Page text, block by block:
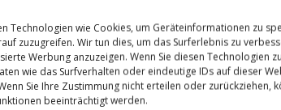
Technologien wie Cookies, um Geräteinformationen zu
zuzugreifen. Wir tun dies, um das Surferlebnis zu
Werbung anzuzeigen. Wenn Sie diesen Technologien
wie das Surfverhalten oder eindeutige IDs auf dieser
Sie Ihre Zustimmung nicht erteilen oder zurückziehen,
beeinträchtigt werden.
Lebenswerk“ ist
die aktuelle Höchstleistung.
sowie die
diese werden ebenfalls zur